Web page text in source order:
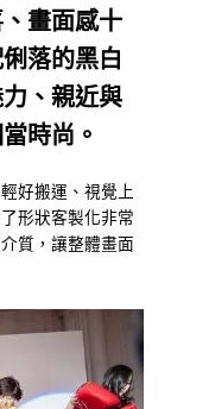
畫面感十
落的黑白
、親近與
時尚。
好搬運、視覺上
形狀客製化非常
質，讓整體畫面